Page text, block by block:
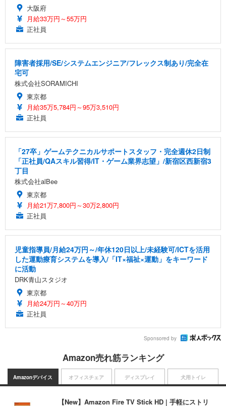
大阪府
月給33万円～55万円
正社員
障害者採用/SE/システムエンジニア/フレックス制あり/完全在
宅可
株式会社SORAMICHI
東京都
月給35万5,784円～95万3,510円
正社員
「27卒」ゲームテクニカルサポートスタッフ・完全週休2日制
「正社員/QAスキル習得/IT・ゲーム業界志望」/新宿区西新宿3
丁目
株式会社alBee
東京都
月給21万7,800円～30万2,800円
正社員
児童指導員/月給24万円～/年休120日以上/未経験可/ICTを活用
した運動療育システムを導入/「IT×福祉×運動」をキーワード
に活動
DRK青山スタジオ
東京都
月給24万円～40万円
正社員
Sponsored by
Amazon売れ筋ランキング
Amazonデバイス
【New】Amazon Fire TV Stick HD | 手軽にストリ
オフィスチェア ディスプレイ 犬用トイレ